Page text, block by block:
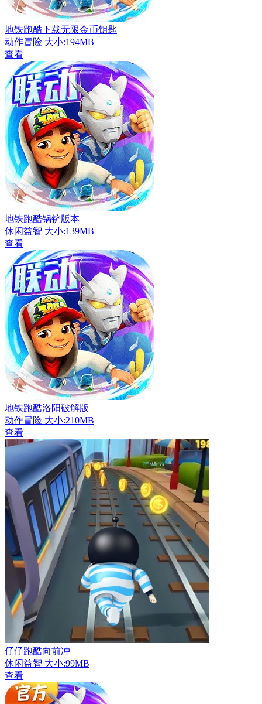
地铁跑酷下载无限金币钥匙
动作冒险 大小:194MB
查看
地铁跑酷锅铲版本
休闲益智 大小:139MB
查看
地铁跑酷洛阳破解版
动作冒险 大小:210MB
查看
仔仔跑酷向前冲
休闲益智 大小:99MB
查看